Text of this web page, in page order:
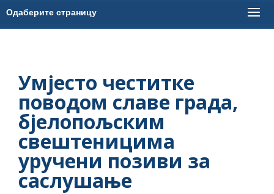
Умјесто честитке
поводом славе града,
бјелопољским
свештеницима
уручени позиви за
саслушање